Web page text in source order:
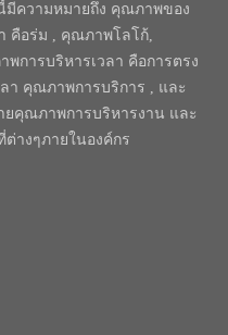
มีความหมายถึง คุณภาพของ
คือร่ม , คุณภาพโลโก้,
พการบริหารเวลา คือการตรง
ลา คุณภาพการบริการ , และ
ยคุณภาพการบริหารงาน และ
ต่างๆภายในองค์กร